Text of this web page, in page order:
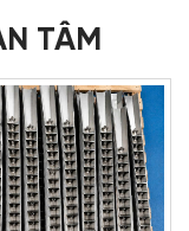
TÂM